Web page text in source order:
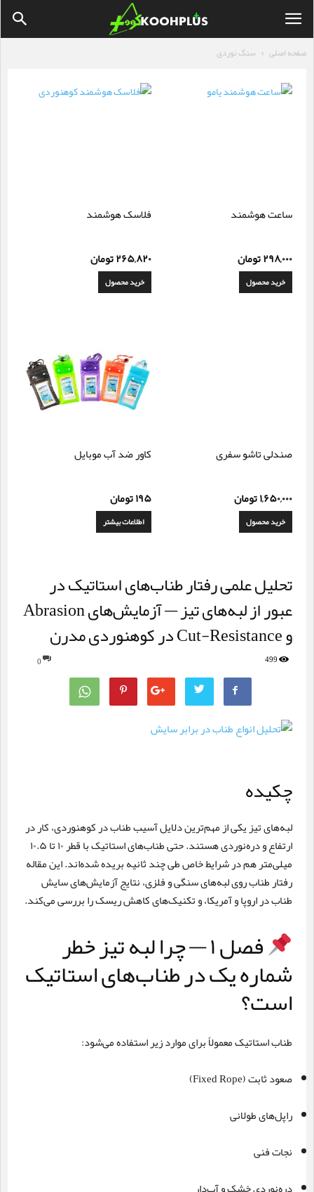
صفحه اصلی سنگ نوردی
ساعت هوشمند
۲۹۸,۰۰۰تومان
خرید محصول
فلاسک هوشمند
۲۶۵,۸۲۰تومان
خرید محصول
صندلی تاشو سفری
۱,۶۵۰,۰۰۰تومان
خرید محصول
کاور ضد آب موبایل
۱۹۵تومان
اطلاعات بیشتر
تحلیل علمی رفتار طناب‌های استاتیک در
عبور از لبه‌های تیز — آزمایش‌های Abrasion
و Cut-Resistance در کوهنوردی مدرن
0 499
چکیده
لبه‌های تیز یکی از مهم‌ترین دلایل آسیب طناب در کوهنوردی، کار در
ارتفاع و دره‌نوردی هستند. حتی طناب‌های استاتیک با قطر ۱۰ تا ۱۰.۵
میلی‌متر هم در شرایط خاص طی چند ثانیه بریده شده‌اند. این مقاله
رفتار طناب روی لبه‌های سنگی و فلزی، نتایج آزمایش‌های سایش
طناب در اروپا و آمریکا، و تکنیک‌های کاهش ریسک را بررسی می‌کند.
فصل ۱ — چرا لبه تیز خطر
شماره یک در طناب‌های استاتیک
است؟
طناب استاتیک معمولاً برای موارد زیر استفاده می‌شود:
صعود ثابت (Fixed Rope)
راپل‌های طولانی
نجات فنی